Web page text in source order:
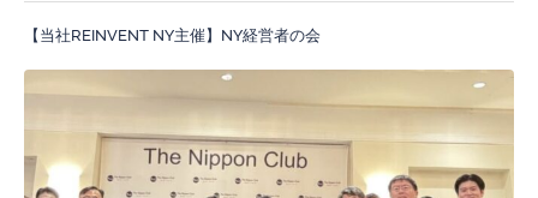
【当社REINVENT NY主催】NY経営者の会